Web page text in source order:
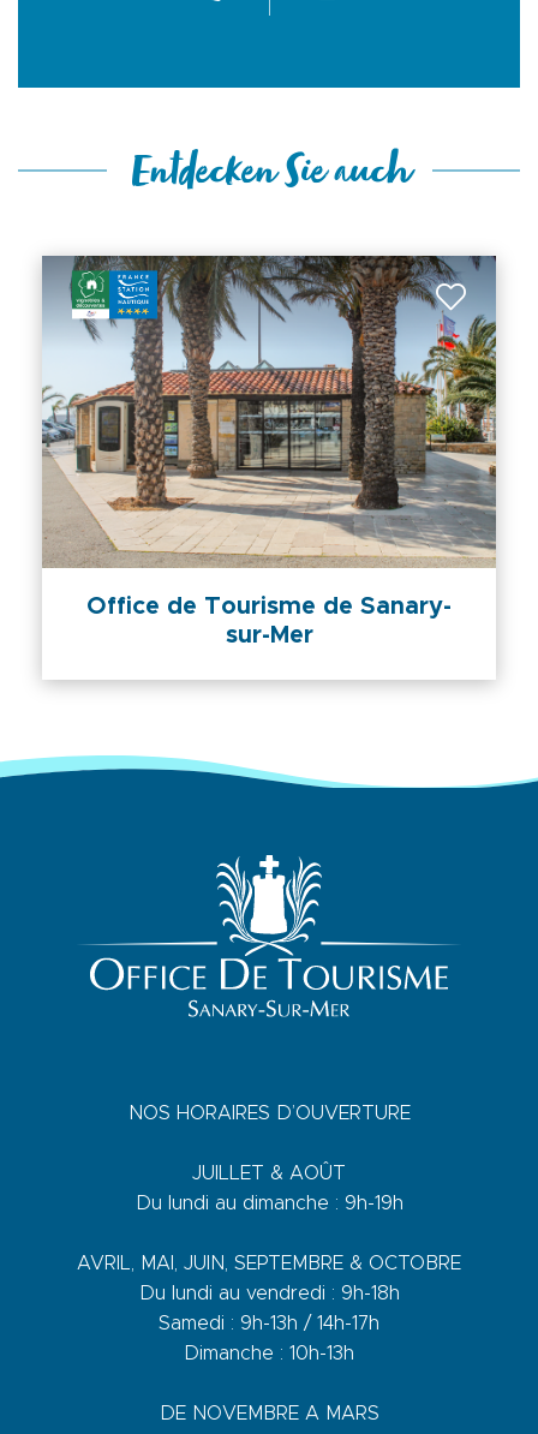
Entdecken Sie auch
Office de Tourisme de Sanary-
sur-Mer
NOS HORAIRES D’OUVERTURE
JUILLET & AOÛT
Du lundi au dimanche : 9h-19h
AVRIL, MAI, JUIN, SEPTEMBRE & OCTOBRE
Du lundi au vendredi : 9h-18h
Samedi : 9h-13h / 14h-17h
Dimanche : 10h-13h
DE NOVEMBRE A MARS